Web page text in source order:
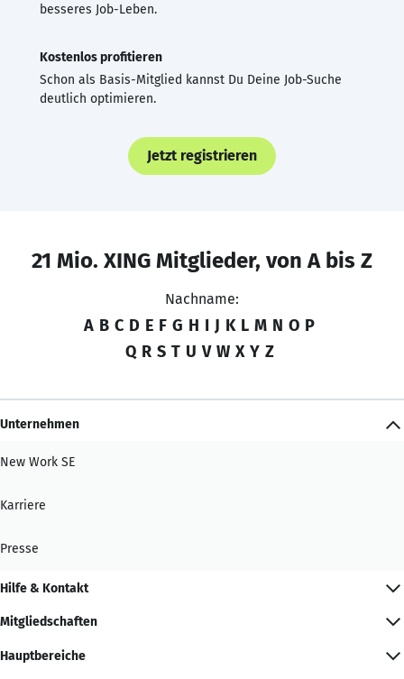
besseres Job-Leben.
Kostenlos profitieren
Schon als Basis-Mitglied kannst Du Deine Job-Suche
deutlich optimieren.
Jetzt registrieren
21 Mio. XING Mitglieder, von A bis Z
Nachname:
A B C D E F G H I J K L M N O P
Q R S T U V W X Y Z
Unternehmen
New Work SE
Karriere
Presse
Hilfe & Kontakt
Mitgliedschaften
Hauptbereiche